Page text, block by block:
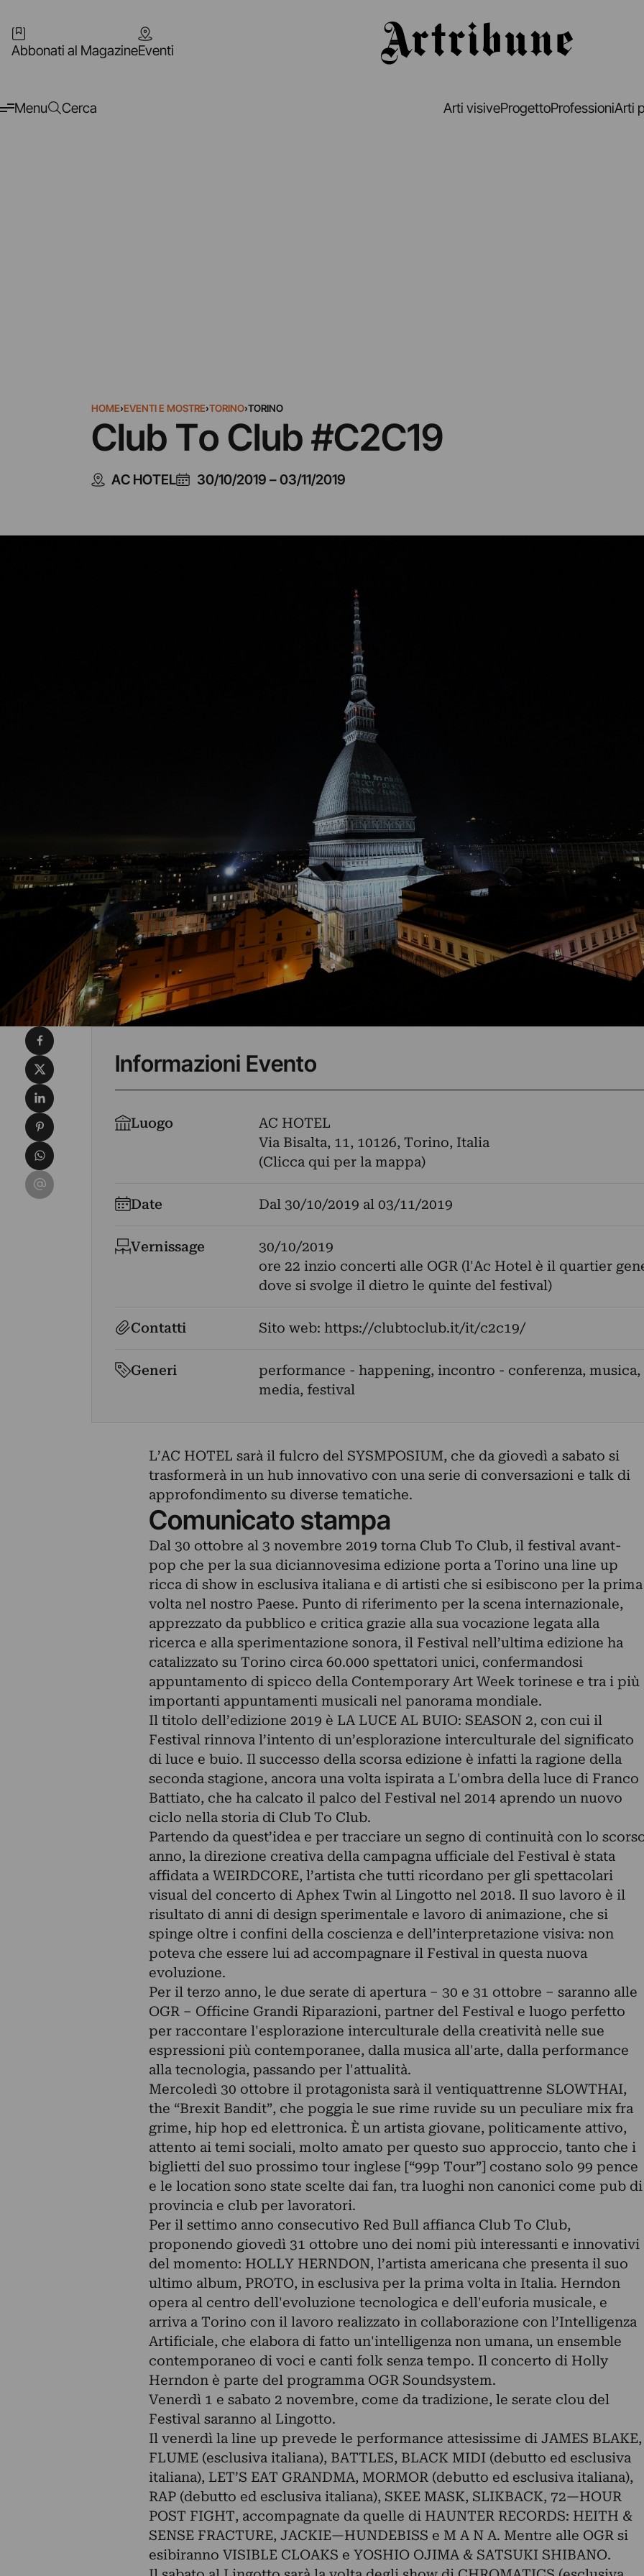
Abbonati al MagazineEventi
Menu Cerca Arti visiveProgettoProfessioniArti
HOME›EVENTI E MOSTRE›TORINO›TORINO
Club To Club #C2C19
AC HOTEL 30/10/2019 –03/11/2019
Informazioni Evento
Luogo
AC HOTEL
Via Bisalta, 11, 10126, Torino, Italia
(Clicca qui per la mappa)
Date Dal 30/10/2019 al 03/11/2019
Vernissage
30/10/2019
ore 22 inzio concerti alle OGR (l'Ac Hotel è il quartier
dove si svolge il dietro le quinte del festival)
Contatti Sito web: https://clubtoclub.it/it/c2c19/
Generi
performance - happening, incontro - conferenza, musica,
media, festival
L’AC HOTEL sarà il fulcro del SYSMPOSIUM, che da giovedì a sabato si
trasformerà in un hub innovativo con una serie di conversazioni e talk di
approfondimento su diverse tematiche.
Comunicato stampa
Dal 30 ottobre al 3 novembre 2019 torna Club To Club, il festival avant-
pop che per la sua diciannovesima edizione porta a Torino una line up
ricca di show in esclusiva italiana e di artisti che si esibiscono per la prima
volta nel nostro Paese. Punto di riferimento per la scena internazionale,
apprezzato da pubblico e critica grazie alla sua vocazione legata alla
ricerca e alla sperimentazione sonora, il Festival nell’ultima edizione ha
catalizzato su Torino circa 60.000 spettatori unici, confermandosi
appuntamento di spicco della Contemporary Art Week torinese e tra i più
importanti appuntamenti musicali nel panorama mondiale.
Il titolo dell’edizione 2019 è LA LUCE AL BUIO: SEASON 2, con cui il
Festival rinnova l’intento di un’esplorazione interculturale del significato
di luce e buio. Il successo della scorsa edizione è infatti la ragione della
seconda stagione, ancora una volta ispirata a L'ombra della luce di Franco
Battiato, che ha calcato il palco del Festival nel 2014 aprendo un nuovo
ciclo nella storia di Club To Club.
Partendo da quest’idea e per tracciare un segno di continuità con lo
anno, la direzione creativa della campagna ufficiale del Festival è stata
affidata a WEIRDCORE, l’artista che tutti ricordano per gli spettacolari
visual del concerto di Aphex Twin al Lingotto nel 2018. Il suo lavoro è il
risultato di anni di design sperimentale e lavoro di animazione, che si
spinge oltre i confini della coscienza e dell’interpretazione visiva: non
poteva che essere lui ad accompagnare il Festival in questa nuova
evoluzione.
Per il terzo anno, le due serate di apertura – 30 e 31 ottobre – saranno alle
OGR – Officine Grandi Riparazioni, partner del Festival e luogo perfetto
per raccontare l'esplorazione interculturale della creatività nelle sue
espressioni più contemporanee, dalla musica all'arte, dalla performance
alla tecnologia, passando per l'attualità.
Mercoledì 30 ottobre il protagonista sarà il ventiquattrenne SLOWTHAI,
the “Brexit Bandit”, che poggia le sue rime ruvide su un peculiare mix fra
grime, hip hop ed elettronica. È un artista giovane, politicamente attivo,
attento ai temi sociali, molto amato per questo suo approccio, tanto che i
biglietti del suo prossimo tour inglese [“99p Tour”] costano solo 99 pence
e le location sono state scelte dai fan, tra luoghi non canonici come pub di
provincia e club per lavoratori.
Per il settimo anno consecutivo Red Bull affianca Club To Club,
proponendo giovedì 31 ottobre uno dei nomi più interessanti e innovativi
del momento: HOLLY HERNDON, l’artista americana che presenta il suo
ultimo album, PROTO, in esclusiva per la prima volta in Italia. Herndon
opera al centro dell'evoluzione tecnologica e dell'euforia musicale, e
arriva a Torino con il lavoro realizzato in collaborazione con l’Intelligenza
Artificiale, che elabora di fatto un'intelligenza non umana, un ensemble
contemporaneo di voci e canti folk senza tempo. Il concerto di Holly
Herndon è parte del programma OGR Soundsystem.
Venerdì 1 e sabato 2 novembre, come da tradizione, le serate clou del
Festival saranno al Lingotto.
Il venerdì la line up prevede le performance attesissime di JAMES BLAKE,
FLUME (esclusiva italiana), BATTLES, BLACK MIDI (debutto ed esclusiva
italiana), LET’S EAT GRANDMA, MORMOR (debutto ed esclusiva italiana),
RAP (debutto ed esclusiva italiana), SKEE MASK, SLIKBACK, 72—HOUR
POST FIGHT, accompagnate da quelle di HAUNTER RECORDS: HEITH &
SENSE FRACTURE, JACKIE—HUNDEBISS e M A N A. Mentre alle OGR si
esibiranno VISIBLE CLOAKS e YOSHIO OJIMA & SATSUKI SHIBANO.
Condividi su Facebook
Condividi su X
Condividi su LinkedIn
Condividi su Pinterest
Condividi su WhatsApp
Condividi su Email